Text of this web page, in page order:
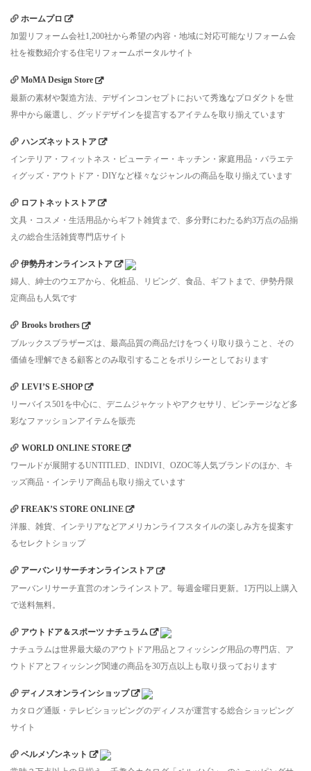
ホームプロ
加盟リフォーム会社1,200社から希望の内容・地域に対応可能なリフォーム会
社を複数紹介する住宅リフォームポータルサイト
MoMA Design Store
最新の素材や製造方法、デザインコンセプトにおいて秀逸なプロダクトを世
界中から厳選し、グッドデザインを提言するアイテムを取り揃えています
ハンズネットストア
インテリア・フィットネス・ビューティー・キッチン・家庭用品・バラエテ
ィグッズ・アウトドア・DIYなど様々なジャンルの商品を取り揃えています
ロフトネットストア
文具・コスメ・生活用品からギフト雑貨まで、多分野にわたる約3万点の品揃
えの総合生活雑貨専門店サイト
伊勢丹オンラインストア
婦人、紳士のウエアから、化粧品、リビング、食品、ギフトまで、伊勢丹限
定商品も人気です
Brooks brothers
ブルックスブラザーズは、最高品質の商品だけをつくり取り扱うこと、その
価値を理解できる顧客とのみ取引することをポリシーとしております
LEVI’S E-SHOP
リーバイス501を中心に、デニムジャケットやアクセサリ、ビンテージなど多
彩なファッションアイテムを販売
WORLD ONLINE STORE
ワールドが展開するUNTITLED、INDIVI、OZOC等人気ブランドのほか、キ
ッズ商品・インテリア商品も取り揃えています
FREAK’S STORE ONLINE
洋服、雑貨、インテリアなどアメリカンライフスタイルの楽しみ方を提案す
るセレクトショップ
アーバンリサーチオンラインストア
アーバンリサーチ直営のオンラインストア。毎週金曜日更新。1万円以上購入
で送料無料。
アウトドア＆スポーツ ナチュラム
ナチュラムは世界最大級のアウトドア用品とフィッシング用品の専門店、ア
ウトドアとフィッシング関連の商品を30万点以上も取り扱っております
ディノスオンラインショップ
カタログ通販・テレビショッピングのディノスが運営する総合ショッピング
サイト
ベルメゾンネット